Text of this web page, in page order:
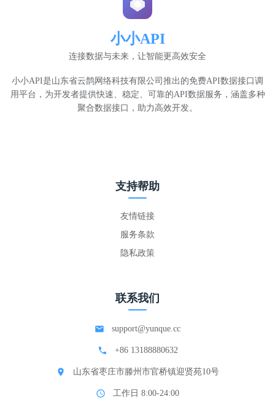
小小API
连接数据与未来，让智能更高效安全
小小API是山东省云鹊网络科技有限公司推出的免费API数据接口调
用平台，为开发者提供快速、稳定、可靠的API数据服务，涵盖多种
聚合数据接口，助力高效开发。
支持帮助
友情链接
服务条款
隐私政策
联系我们
support@yunque.cc
+86 13188880632
山东省枣庄市滕州市官桥镇迎贤苑10号
工作日 8:00-24:00